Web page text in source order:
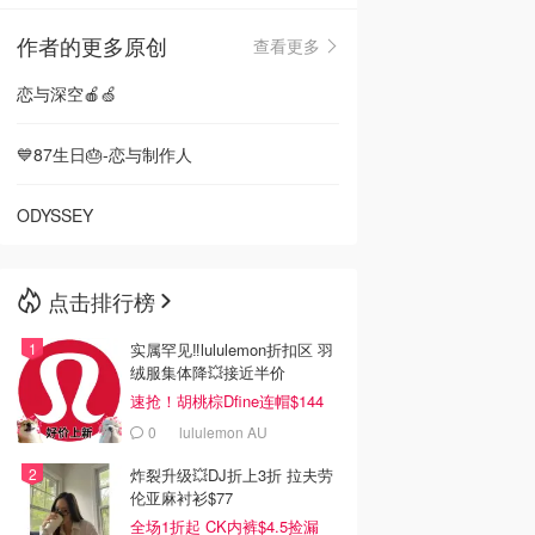
🇳🇿新西兰
作者的更多原创
查看更多
恋与深空🍎🍏
💙87生日🎂-恋与制作人
ODYSSEY
点击排行榜
实属罕见‼️lululemon折扣区 羽
绒服集体降💥接近半价
速抢！胡桃棕Dfine连帽$144
0 lululemon AU
炸裂升级💥DJ折上3折 拉夫劳
伦亚麻衬衫$77
全场1折起 CK内裤$4.5捡漏